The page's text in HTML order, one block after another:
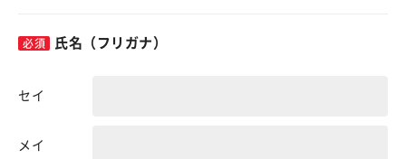
氏名（フリガナ）
セイ
メイ